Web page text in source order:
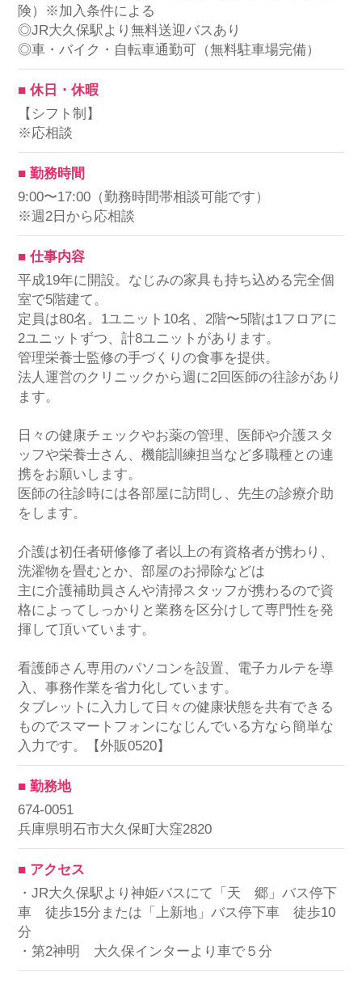
険）※加入条件による
◎JR大久保駅より無料送迎バスあり
◎車・バイク・自転車通勤可（無料駐車場完備）
■ 休日・休暇
【シフト制】
※応相談
■ 勤務時間
9:00〜17:00（勤務時間帯相談可能です）
※週2日から応相談
■ 仕事内容
平成19年に開設。なじみの家具も持ち込める完全個
室で5階建て。
定員は80名。1ユニット10名、2階〜5階は1フロアに
2ユニットずつ、計8ユニットがあります。
管理栄養士監修の手づくりの食事を提供。
法人運営のクリニックから週に2回医師の往診があり
ます。
日々の健康チェックやお薬の管理、医師や介護スタ
ッフや栄養士さん、機能訓練担当など多職種との連
携をお願いします。
医師の往診時には各部屋に訪問し、先生の診療介助
をします。
介護は初任者研修修了者以上の有資格者が携わり、
洗濯物を畳むとか、部屋のお掃除などは
主に介護補助員さんや清掃スタッフが携わるので資
格によってしっかりと業務を区分けして専門性を発
揮して頂いています。
看護師さん専用のパソコンを設置、電子カルテを導
入、事務作業を省力化しています。
タブレットに入力して日々の健康状態を共有できる
ものでスマートフォンになじんでいる方なら簡単な
入力です。【外販0520】
■ 勤務地
674-0051
兵庫県明石市大久保町大窪2820
■ アクセス
・JR大久保駅より神姫バスにて「天 郷」バス停下
車 徒歩15分または「上新地」バス停下車 徒歩10
分
・第2神明 大久保インターより車で５分